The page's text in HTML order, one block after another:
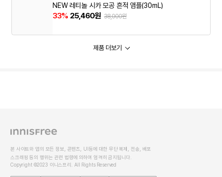
NEW 레티놀 시카 모공 흔적 앰플(30mL)
33% 25,460원 38,000원
제품 더보기
본 사이트와 앱의 모든 정보, 콘텐츠, UI등에 대한 무단 복제, 전송, 배포
스크래핑 등의 행위는 관련 법령에 의하여 엄격히 금지됩니다.
Copyright ©2023 이니스프리. All Rights Reserved